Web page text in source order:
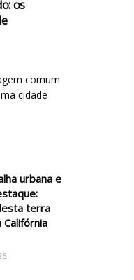
os
comum.
cidade
urbana e
terra
Califórnia